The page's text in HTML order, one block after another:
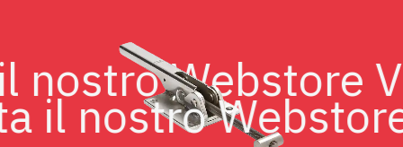
il nostro
nostro Webstore